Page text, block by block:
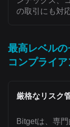
の取引にも対
最高レベル
コンプライ
厳格なリスク
Bitgetは、専